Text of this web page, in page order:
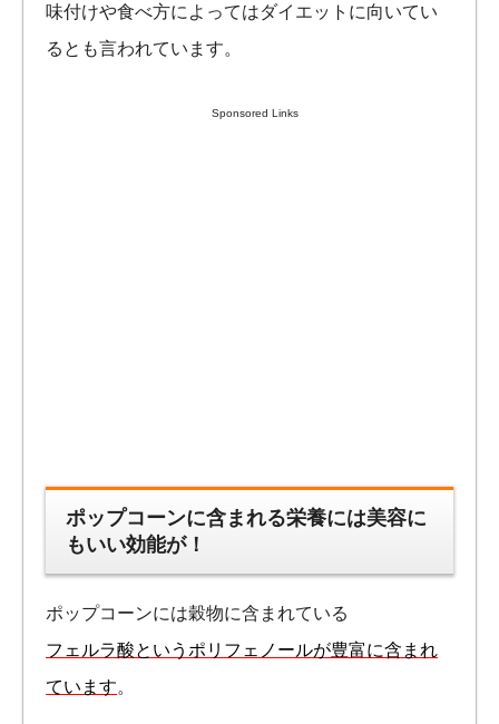
味付けや食べ方によってはダイエットに向いてい
るとも言われています。
Sponsored Links
ポップコーンに含まれる栄養には美容に
もいい効能が！
ポップコーンには穀物に含まれている
フェルラ酸というポリフェノールが豊富に含まれ
ています。